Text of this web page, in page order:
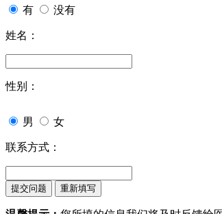
有 没有
姓名：
性别：
男 女
联系方式：